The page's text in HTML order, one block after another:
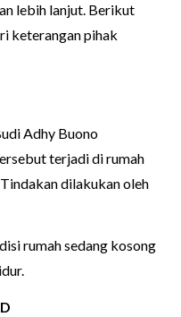
lebih lanjut. Berikut
keterangan pihak
Adhy Buono
terjadi di rumah
dilakukan oleh
rumah sedang kosong